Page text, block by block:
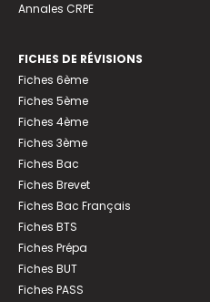
Annales CRPE
FICHES DE RÉVISIONS
Fiches 6ème
Fiches 5ème
Fiches 4ème
Fiches 3ème
Fiches Bac
Fiches Brevet
Fiches Bac Français
Fiches BTS
Fiches Prépa
Fiches BUT
Fiches PASS